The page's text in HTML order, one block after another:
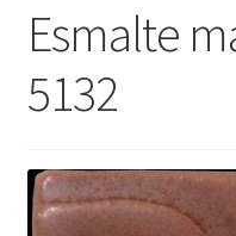
PRODUCTOS
Esmalte
5132